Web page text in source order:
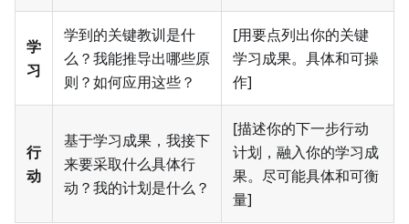
学
习
学到的关键教训是什
么？我能推导出哪些原
则？如何应用这些？
[用要点列出你的关键
学习成果。具体和可操
作]
行
动
基于学习成果，我接下
来要采取什么具体行
动？我的计划是什么？
[描述你的下一步行动
计划，融入你的学习成
果。尽可能具体和可衡
量]